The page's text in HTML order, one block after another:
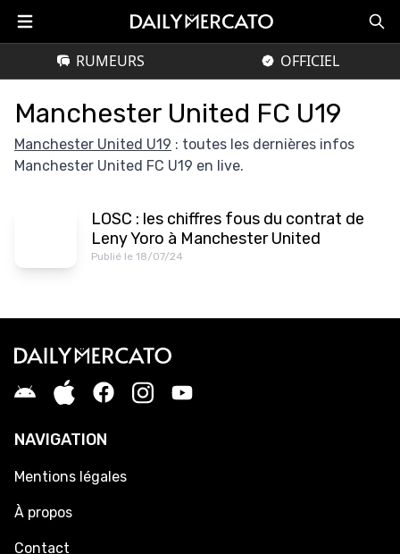
RUMEURS OFFICIEL
Manchester United FC U19
Manchester United U19 : toutes les dernières infos
Manchester United FC U19 en live.
LOSC : les chiffres fous du contrat de
Leny Yoro à Manchester United
Publié le 18/07/24
NAVIGATION
Mentions légales
À propos
Contact